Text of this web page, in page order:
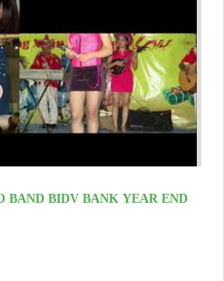
BAND BIDV BANK YEAR END
YEAR...